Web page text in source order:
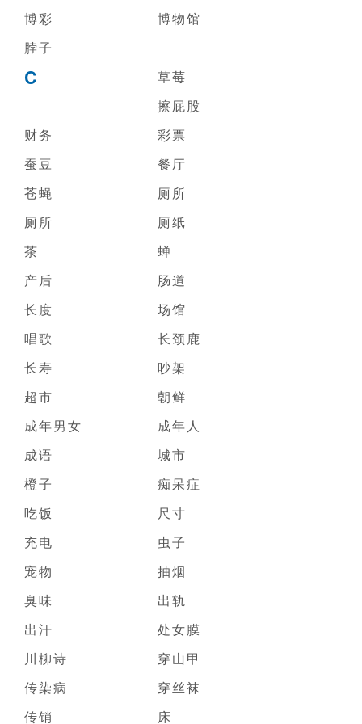
博彩
博物馆
脖子
C
草莓
擦屁股
财务
彩票
蚕豆
餐厅
苍蝇
厕所
厕所
厕纸
茶
蝉
产后
肠道
长度
场馆
唱歌
长颈鹿
长寿
吵架
超市
朝鲜
成年男女
成年人
成语
城市
橙子
痴呆症
吃饭
尺寸
充电
虫子
宠物
抽烟
臭味
出轨
出汗
处女膜
川柳诗
穿山甲
传染病
穿丝袜
传销
床